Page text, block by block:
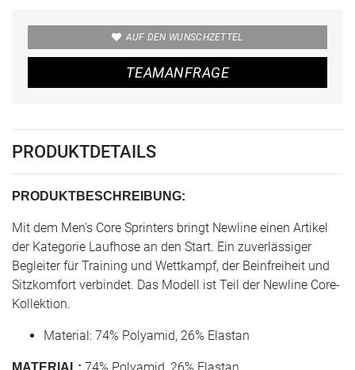
AUF DEN WUNSCHZETTEL
TEAMANFRAGE
PRODUKTDETAILS
PRODUKTBESCHREIBUNG:
Mit dem Men's Core Sprinters bringt Newline einen Artikel
der Kategorie Laufhose an den Start. Ein zuverlässiger
Begleiter für Training und Wettkampf, der Beinfreiheit und
Sitzkomfort verbindet. Das Modell ist Teil der Newline Core-
Kollektion.
Material: 74% Polyamid, 26% Elastan
MATERIAL: